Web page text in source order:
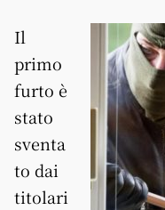
Il
primo
furto è
stato
sventa
to dai
titolari